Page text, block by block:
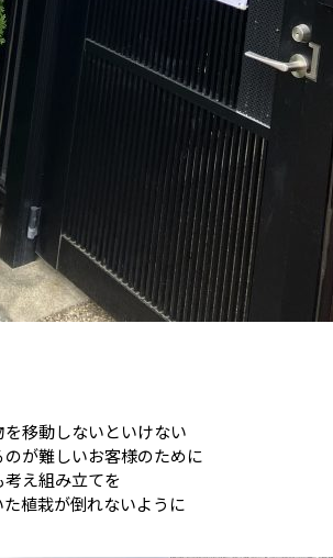
移動しないといけない
が難しいお客様のために
え組み立てを
植栽が倒れないように